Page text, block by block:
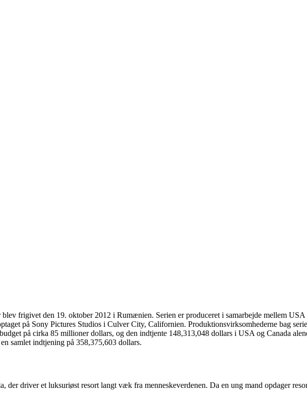
frigivet den 19. oktober 2012 i Rumænien. Serien er produceret i samarbejde mellem
på Sony Pictures Studios i Culver City, Californien. Produktionsvirksomhederne bag
på cirka 85 millioner dollars, og den indtjente 148,313,048 dollars i USA og Canada
samlet indtjening på 358,375,603 dollars.
driver et luksuriøst resort langt væk fra menneskeverdenen. Da en ung mand opdager